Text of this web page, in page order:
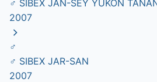
♂ SIBEX JAN-SEY YUKON
2007
♂
♂ SIBEX JAR-SAN
2007